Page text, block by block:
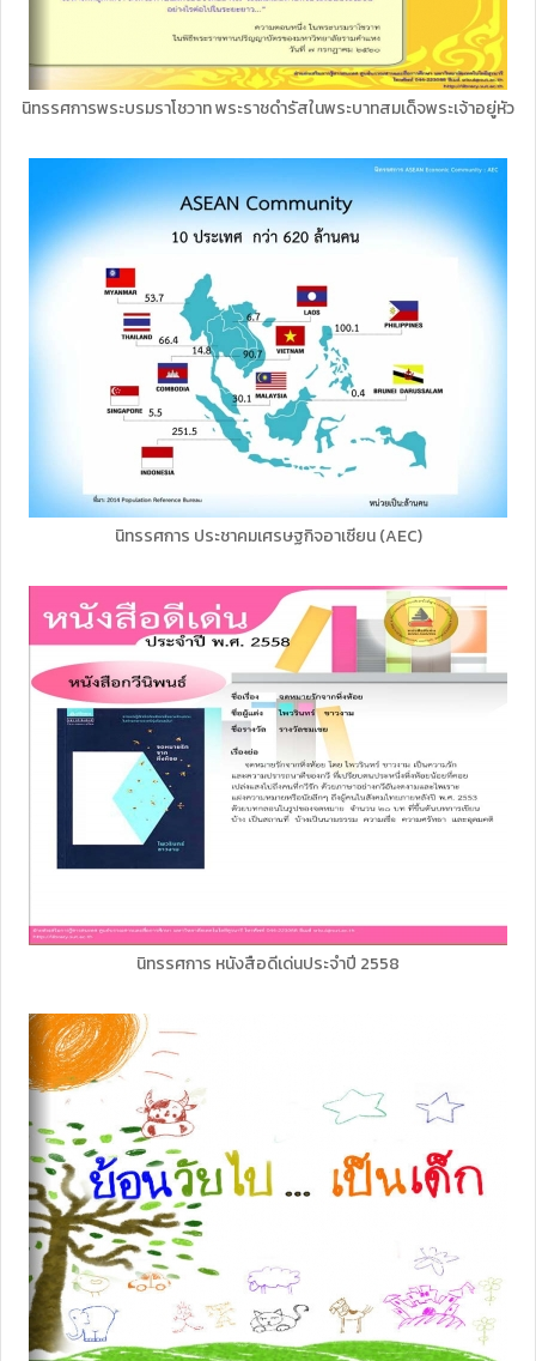
นิทรรศการพระบรมราโชวาท พระราชดำรัสในพระบาทสมเด็จพระเจ้าอยู่หัว
นิทรรศการ ประชาคมเศรษฐกิจอาเซียน (AEC)
นิทรรศการ หนังสือดีเด่นประจำปี 2558